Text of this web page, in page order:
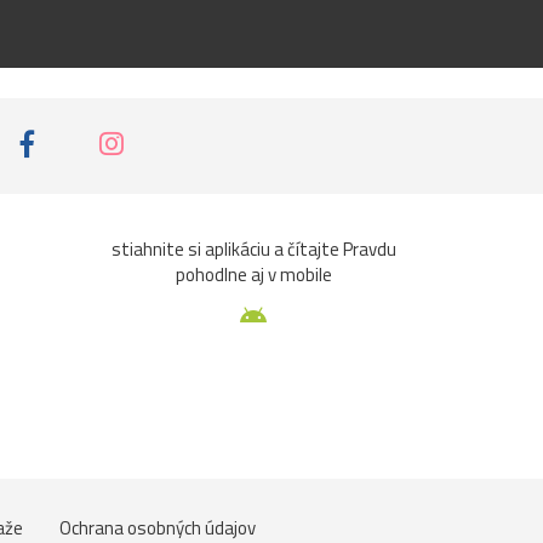
stiahnite si aplikáciu a čítajte Pravdu
pohodlne aj v mobile
Ochrana osobných údajov